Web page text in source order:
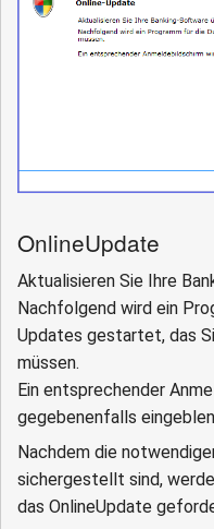
OnlineUpdate
Aktualisieren Sie Ihre
Nachfolgend wird ein
Updates gestartet, das
müssen.
Ein entsprechender
gegebenenfalls
Nachdem die
sichergestellt sind,
das OnlineUpdate